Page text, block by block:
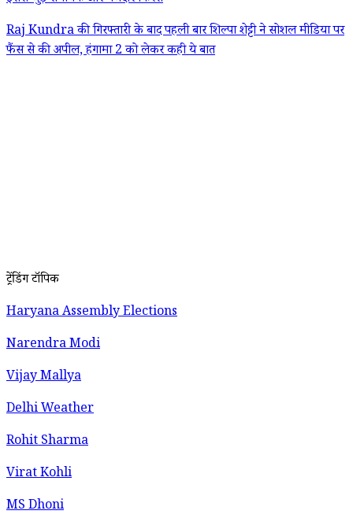
Raj Kundra की गिरफ्तारी के बाद पहली बार शिल्पा शेट्टी ने सोशल मीडिया पर
फैंस से की अपील, हंगामा 2 को लेकर कही ये बात
ट्रेंडिंग टॉपिक
Haryana Assembly Elections
Narendra Modi
Vijay Mallya
Delhi Weather
Rohit Sharma
Virat Kohli
MS Dhoni